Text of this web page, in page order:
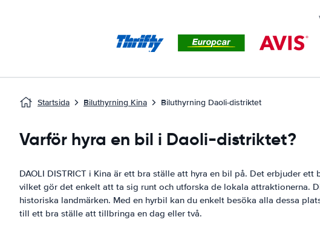
Startsida Biluthyrning Kina Biluthyrning Daoli-distriktet
Varför hyra en bil i Daoli-distriktet?
DAOLI DISTRICT i Kina är ett bra ställe att hyra en bil på. Det erbjuder
vilket gör det enkelt att ta sig runt och utforska de lokala attraktionerna.
historiska landmärken. Med en hyrbil kan du enkelt besöka alla dessa
till ett bra ställe att tillbringa en dag eller två.